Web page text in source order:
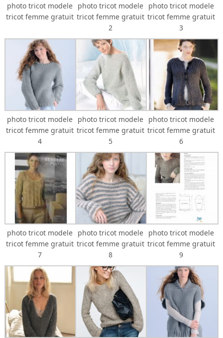
photo tricot modele
tricot femme gratuit
photo tricot modele
tricot femme gratuit
2
photo tricot modele
tricot femme gratuit
3
photo tricot modele
tricot femme gratuit
4
photo tricot modele
tricot femme gratuit
5
photo tricot modele
tricot femme gratuit
6
photo tricot modele
tricot femme gratuit
7
photo tricot modele
tricot femme gratuit
8
photo tricot modele
tricot femme gratuit
9